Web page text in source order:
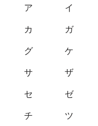
ア イ
カ
ガ
グ
ケ
サ
ザ
セ
ゼ
チ
ツ